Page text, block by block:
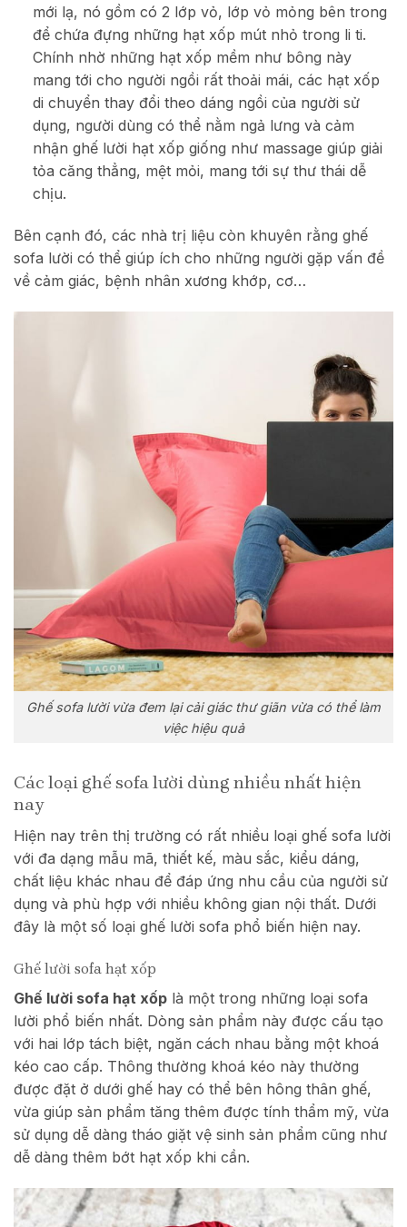
mới lạ, nó gồm có 2 lớp vỏ, lớp vỏ mỏng bên trong
để chứa đựng những hạt xốp mút nhỏ trong li ti.
Chính nhờ những hạt xốp mềm như bông này
mang tới cho người ngồi rất thoải mái, các hạt xốp
di chuyển thay đổi theo dáng ngồi của người sử
dụng, người dùng có thể nằm ngả lưng và cảm
nhận ghế lười hạt xốp giống như massage giúp giải
tỏa căng thẳng, mệt mỏi, mang tới sự thư thái dễ
chịu.
Bên cạnh đó, các nhà trị liệu còn khuyên rằng ghế
sofa lười có thể giúp ích cho những người gặp vấn đề
về cảm giác, bệnh nhân xương khớp, cơ…
Ghế sofa lười vừa đem lại cải giác thư giãn vừa có thể làm
việc hiệu quả
Các loại ghế sofa lười dùng nhiều nhất hiện
nay
Hiện nay trên thị trường có rất nhiều loại ghế sofa lười
với đa dạng mẫu mã, thiết kế, màu sắc, kiểu dáng,
chất liệu khác nhau để đáp ứng nhu cầu của người sử
dụng và phù hợp với nhiều không gian nội thất. Dưới
đây là một số loại ghế lười sofa phổ biến hiện nay.
Ghế lười sofa hạt xốp
Ghế lười sofa hạt xốp là một trong những loại sofa
lười phổ biến nhất. Dòng sản phẩm này được cấu tạo
với hai lớp tách biệt, ngăn cách nhau bằng một khoá
kéo cao cấp. Thông thường khoá kéo này thường
được đặt ở dưới ghế hay có thể bên hông thân ghế,
vừa giúp sản phẩm tăng thêm được tính thẩm mỹ, vừa
sử dụng dễ dàng tháo giặt vệ sinh sản phẩm cũng như
dễ dàng thêm bớt hạt xốp khi cần.